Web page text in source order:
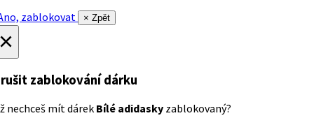
zablokovat
× Zpět
zablokování dárku
nechceš mít dárek Bílé adidasky zablokovaný?